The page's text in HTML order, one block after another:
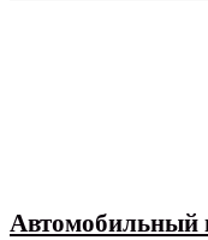
Автомобильный